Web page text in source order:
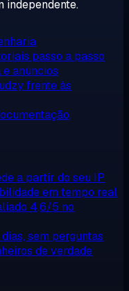
independente.
passo a passo
anúncios
frente às
a partir do seu IP
em tempo real
4,6/5 no
dias, sem perguntas
de verdade